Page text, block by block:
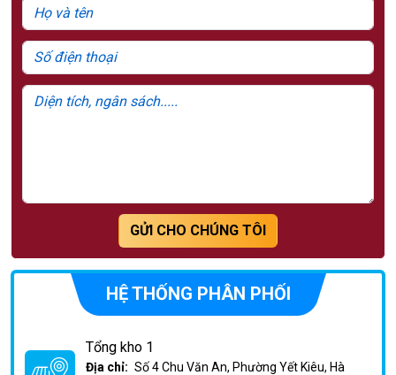
GỬI CHO CHÚNG TÔI
HỆ THỐNG PHÂN PHỐI
Tổng kho 1
Địa chỉ: Số 4 Chu Văn An, Phường Yết Kiêu, Hà